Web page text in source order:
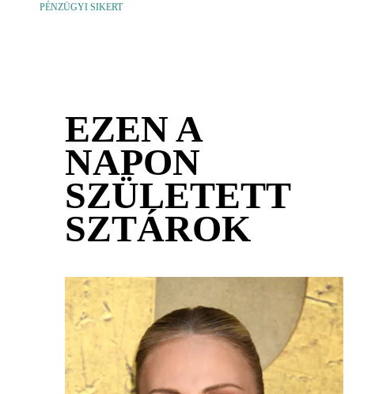
PÉNZÜGYI SIKERT
EZEN A
NAPON
SZÜLETETT
SZTÁROK